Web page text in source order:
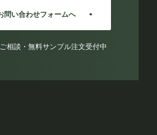
問い合わせフォームへ
相談・無料サンプル注文受付中